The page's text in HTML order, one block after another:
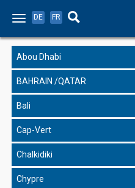
DE FR
Abou Dhabi
BAHRAIN /QATAR
Bali
Cap-Vert
Chalkidiki
Chypre